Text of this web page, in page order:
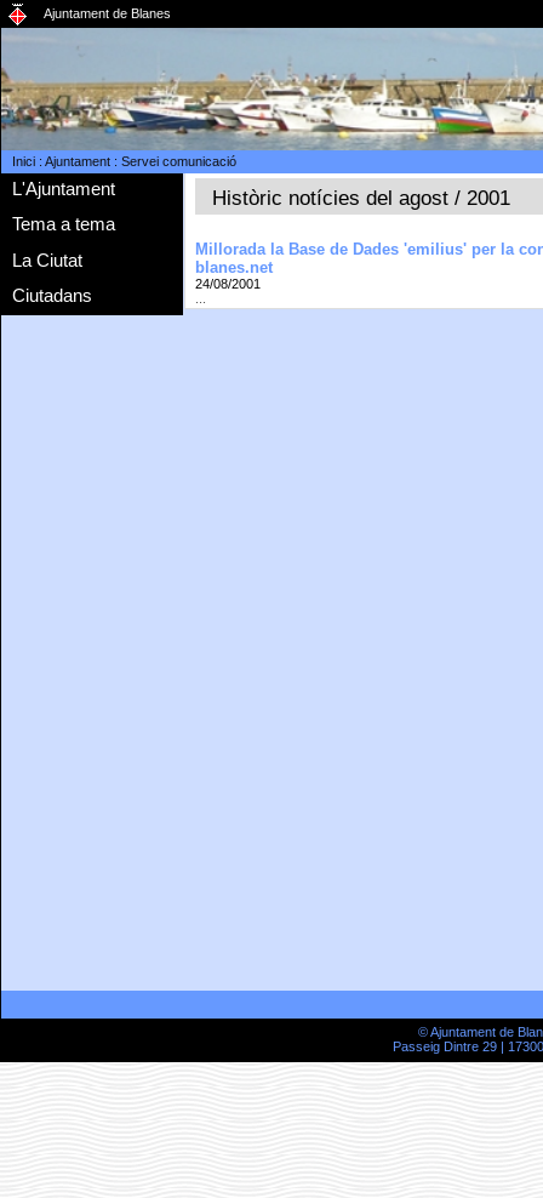
Ajuntament de Blanes
Inici: Ajuntament: Servei comunicació
L'Ajuntament
Tema a tema
La Ciutat
Ciutadans
Històric notícies del agost / 2001
Millorada la Base de Dades 'emilius' per la
blanes.net
24/08/2001
© Ajuntament de
Passeig Dintre 29 |